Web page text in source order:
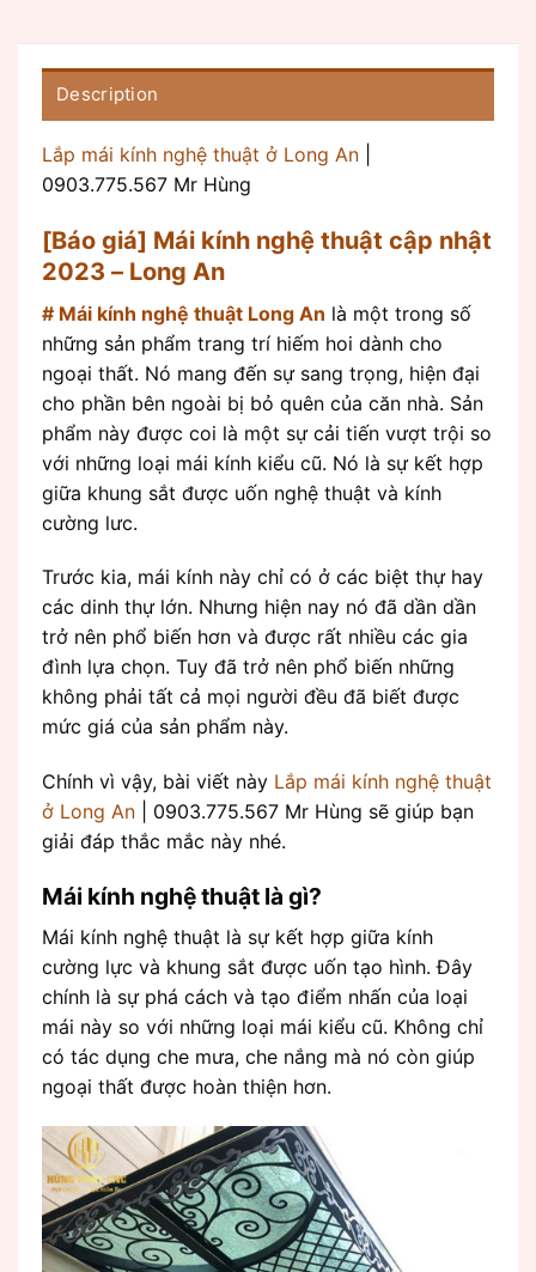
Description
Lắp mái kính nghệ thuật ở Long An
0903.775.567 Mr Hùng
[Báo giá] Mái kính nghệ thuật cập nhật
2023 – Long An
# Mái kính nghệ thuật Long An là một trong số
những sản phẩm trang trí hiếm hoi dành cho
ngoại thất. Nó mang đến sự sang trọng, hiện đại
cho phần bên ngoài bị bỏ quên của căn nhà. Sản
phẩm này được coi là một sự cải tiến vượt trội so
với những loại mái kính kiểu cũ. Nó là sự kết hợp
giữa khung sắt được uốn nghệ thuật và kính
cường lưc.
Trước kia, mái kính này chỉ có ở các biệt thự hay
các dinh thự lớn. Nhưng hiện nay nó đã dần dần
trở nên phổ biến hơn và được rất nhiều các gia
đình lựa chọn. Tuy đã trở nên phổ biến những
không phải tất cả mọi người đều đã biết được
mức giá của sản phẩm này.
Chính vì vậy, bài viết này Lắp mái kính nghệ thuật
ở Long An | 0903.775.567 Mr Hùng sẽ giúp bạn
giải đáp thắc mắc này nhé.
Mái kính nghệ thuật là gì?
Mái kính nghệ thuật là sự kết hợp giữa kính
cường lực và khung sắt được uốn tạo hình. Đây
chính là sự phá cách và tạo điểm nhấn của loại
mái này so với những loại mái kiểu cũ. Không chỉ
có tác dụng che mưa, che nắng mà nó còn giúp
ngoại thất được hoàn thiện hơn.